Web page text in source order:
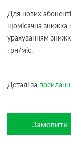
Для нових
щомісячна знижка
урахуванням
грн/міс.
Деталі за
Замовити